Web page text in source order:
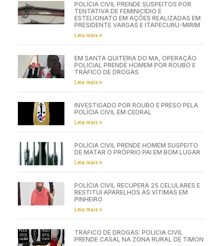
POLÍCIA CIVIL PRENDE SUSPEITOS POR
TENTATIVA DE FEMINICÍDIO E
ESTELIONATO EM AÇÕES REALIZADAS EM
PRESIDENTE VARGAS E ITAPECURU-MIRIM
Leia mais »
EM SANTA QUITÉRIA DO MA, OPERAÇÃO
POLICIAL PRENDE HOMEM POR ROUBO E
TRÁFICO DE DROGAS
Leia mais »
INVESTIGADO POR ROUBO É PRESO PELA
POLÍCIA CIVIL EM CEDRAL
Leia mais »
POLÍCIA CIVIL PRENDE HOMEM SUSPEITO
DE MATAR O PRÓPRIO PAI EM BOM LUGAR
Leia mais »
POLÍCIA CIVIL RECUPERA 25 CELULARES E
RESTITUI APARELHOS ÀS VÍTIMAS EM
PINHEIRO
Leia mais »
TRÁFICO DE DROGAS: POLÍCIA CIVIL
PRENDE CASAL NA ZONA RURAL DE TIMON